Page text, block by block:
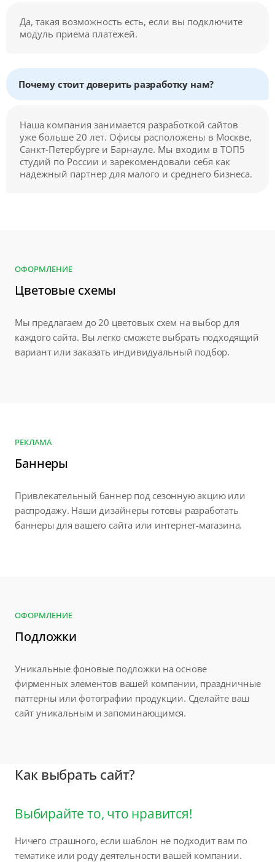
Да, такая возможность есть, если вы подключите
модуль приема платежей.
Почему стоит доверить разработку нам?
Наша компания занимается разработкой сайтов
уже больше 20 лет. Офисы расположены в Москве,
Санкт-Петербурге и Барнауле. Мы входим в ТОП5
студий по России и зарекомендовали себя как
надежный партнер для малого и среднего бизнеса.
ОФОРМЛЕНИЕ
Цветовые схемы
Мы предлагаем до 20 цветовых схем на выбор для
каждого сайта. Вы легко сможете выбрать подходящий
вариант или заказать индивидуальный подбор.
РЕКЛАМА
Баннеры
Привлекательный баннер под сезонную акцию или
распродажу. Наши дизайнеры готовы разработать
баннеры для вашего сайта или интернет-магазина.
ОФОРМЛЕНИЕ
Подложки
Уникальные фоновые подложки на основе
фирменных элементов вашей компании, праздничные
паттерны или фотографии продукции. Сделайте ваш
сайт уникальным и запоминающимся.
Как выбрать сайт?
Выбирайте то, что нравится!
Ничего страшного, если шаблон не подходит вам по
тематике или роду деятельности вашей компании.